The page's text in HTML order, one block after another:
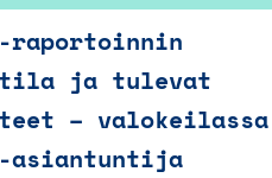
raportoinnin
ja tulevat
– valokeilassa
asiantuntija